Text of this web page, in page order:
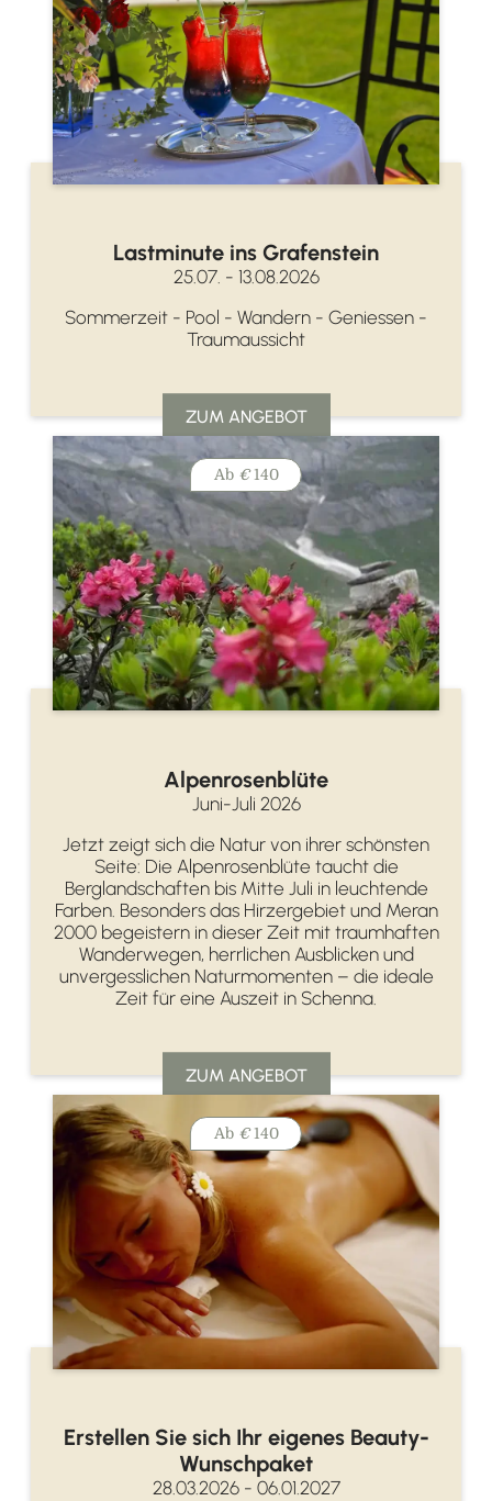
Lastminute ins Grafenstein
25.07. - 13.08.2026
Sommerzeit - Pool - Wandern - Geniessen -
Traumaussicht
ZUM ANGEBOT
Ab €140
Alpenrosenblüte
Juni-Juli 2026
Jetzt zeigt sich die Natur von ihrer schönsten
Seite: Die Alpenrosenblüte taucht die
Berglandschaften bis Mitte Juli in leuchtende
Farben. Besonders das Hirzergebiet und Meran
2000 begeistern in dieser Zeit mit traumhaften
Wanderwegen, herrlichen Ausblicken und
unvergesslichen Naturmomenten – die ideale
Zeit für eine Auszeit in Schenna.
ZUM ANGEBOT
Ab €140
Erstellen Sie sich Ihr eigenes Beauty-
Wunschpaket
28.03.2026 - 06.01.2027